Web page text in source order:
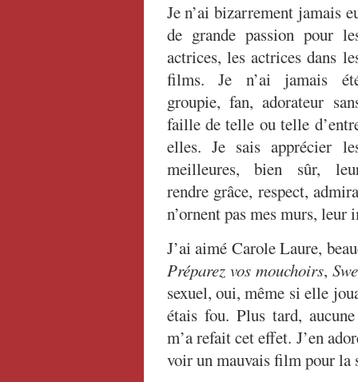
Je n’ai bizarrement jamais
de grande passion pour
actrices, les actrices dans
films. Je n’ai jamais
groupie, fan, adorateur
faille de telle ou telle
elles. Je sais apprécier
meilleures, bien sûr,
rendre grâce, respect,
n’ornent pas mes murs, leur
J’ai aimé Carole Laure,
Préparez vos mouchoirs,
sexuel, oui, même si elle
étais fou. Plus tard,
m’a refait cet effet. J’en
voir un mauvais film pour la